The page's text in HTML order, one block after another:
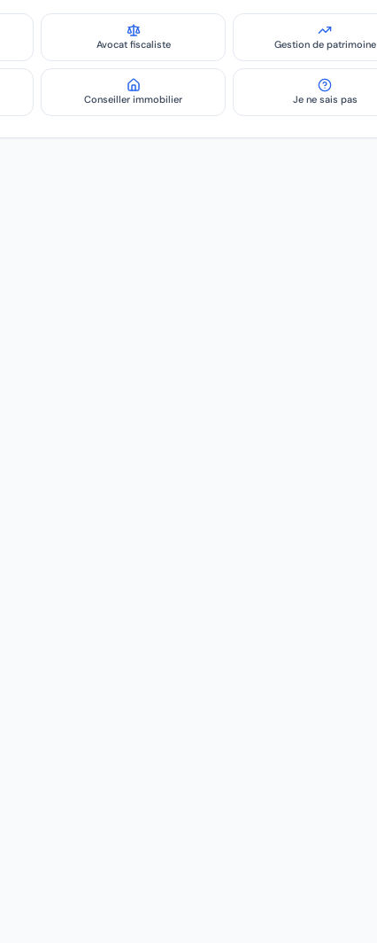
Avocat fiscaliste Gestion de patrimoine
Conseiller immobilier Je ne sais pas